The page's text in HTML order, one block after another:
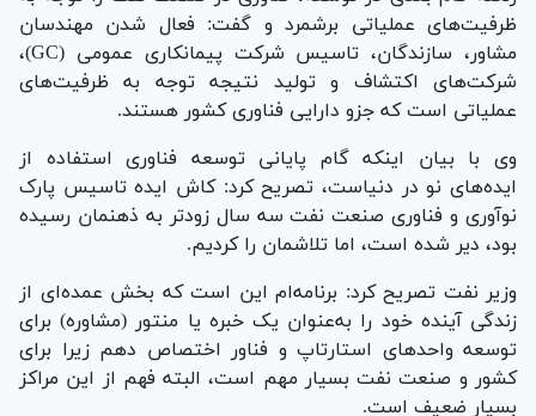
ظرفیت‌های عملیاتی برشمرد و گفت: فعال شدن مهندسان
مشاور، سازندگان، تاسیس شرکت پیمانکاری عمومی (GC)،
شرکت‌های اکتشاف و تولید نتیجه توجه به ظرفیت‌های
عملیاتی است که جزو دارایی فناوری کشور هستند.
وی با بیان اینکه گام پایانی توسعه فناوری استفاده از
ایده‌های نو در دنیاست، تصریح کرد: کاش ایده تاسیس پارک
نوآوری و فناوری صنعت نفت سه سال زودتر به ذهنمان رسیده
بود، دیر شده است، اما تلاشمان را کردیم.
وزیر نفت تصریح کرد: برنامه‌ام این است که بخش عمده‌ای از
زندگی آینده خود را به‌عنوان یک خبره یا منتور (مشاوره) برای
توسعه واحدهای استارتاپ و فناور اختصاص دهم زیرا برای
کشور و صنعت نفت بسیار مهم است، البته فهم از این مراکز
بسیار ضعیف است.